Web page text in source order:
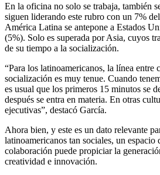
En la oficina no solo se trabaja, también
siguen liderando este rubro con un 7%
América Latina se antepone a Estados
(5%). Solo es superada por Asia, cuyos
de su tiempo a la socialización.
“Para los latinoamericanos, la línea entre
socialización es muy tenue. Cuando
es usual que los primeros 15 minutos se
después se entra en materia. En otras
ejecutivas”, destacó García.
Ahora bien, y este es un dato relevante
latinoamericanos tan sociales, un espacio
colaboración puede propiciar la
creatividad e innovación.